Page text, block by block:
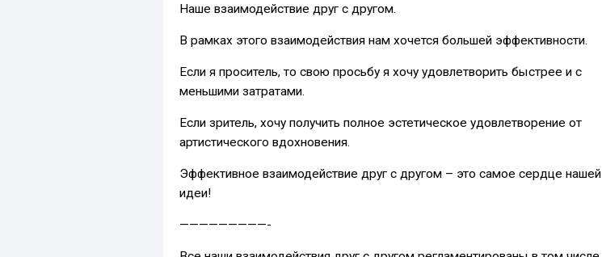
Наше взаимодействие друг с другом.
В рамках этого взаимодействия нам хочется большей эффективности.
Если я проситель, то свою просьбу я хочу удовлетворить быстрее и с
меньшими затратами.
Если зритель, хочу получить полное эстетическое удовлетворение от
артистического вдохновения.
Эффективное взаимодействие друг с другом – это самое сердце нашей
идеи!
—————————-